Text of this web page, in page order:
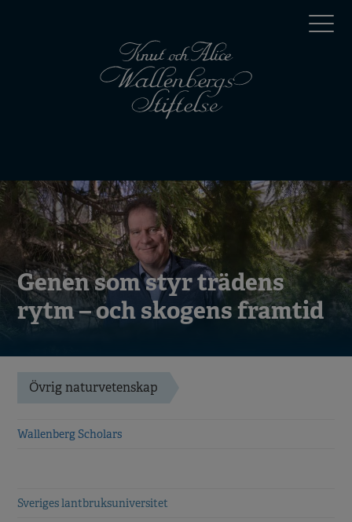
menu
Genen som styr trädens
rytm – och skogens framtid
Övrig naturvetenskap
Wallenberg Scholars
Sveriges lantbruksuniversitet